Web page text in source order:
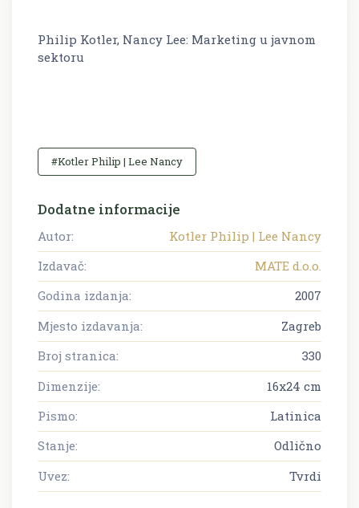
Philip Kotler, Nancy Lee: Marketing u javnom
sektoru
#Kotler Philip | Lee Nancy
Dodatne informacije
Autor:
Kotler Philip | Lee Nancy
Izdavač:
MATE d.o.o.
Godina izdanja:
2007
Mjesto izdavanja:
Zagreb
Broj stranica:
330
Dimenzije:
16x24 cm
Pismo:
Latinica
Stanje:
Odlično
Uvez:
Tvrdi